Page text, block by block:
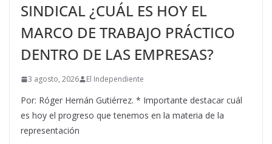
SINDICAL ¿CUÁL ES HOY EL
MARCO DE TRABAJO PRÁCTICO
DENTRO DE LAS EMPRESAS?
3 agosto, 2026 El Independiente
Por: Róger Hernán Gutiérrez. * Importante destacar cuál
es hoy el progreso que tenemos en la materia de la
representación